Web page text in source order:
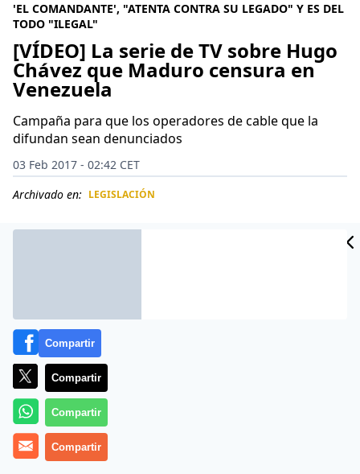
'EL COMANDANTE', "ATENTA CONTRA SU LEGADO" Y ES DEL
TODO "ILEGAL"
[VÍDEO] La serie de TV sobre Hugo
Chávez que Maduro censura en
Venezuela
Campaña para que los operadores de cable que la
difundan sean denunciados
03 Feb 2017 - 02:42 CET
Archivado en: LEGISLACIÓN
La serie televisiva ‘El Comandante’, sobre la vida del
Compartir
Compartir
Compartir
Compartir